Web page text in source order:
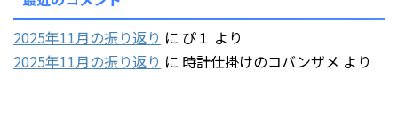
2025年11月の振り返り に ぴ１ より
2025年11月の振り返り に 時計仕掛けのコバンザメ より